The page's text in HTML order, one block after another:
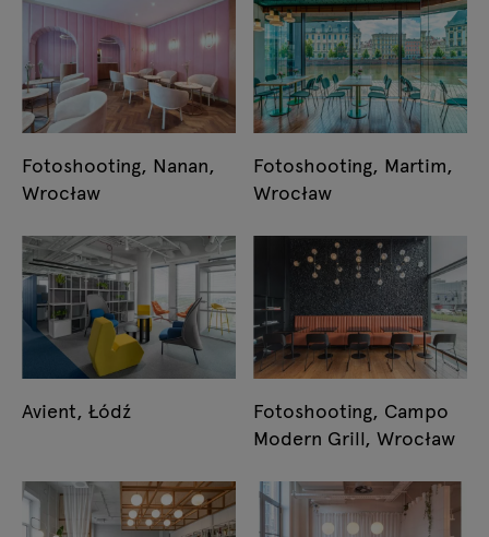
Fotoshooting, Nanan,
Wrocław
Fotoshooting, Martim,
Wrocław
Avient, Łódź
Fotoshooting, Campo
Modern Grill, Wrocław